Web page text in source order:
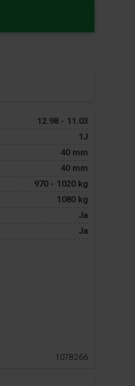
12.98 - 11.03
1J
40 mm
40 mm
970 - 1020 kg
1080 kg
Ja
Ja
1078266